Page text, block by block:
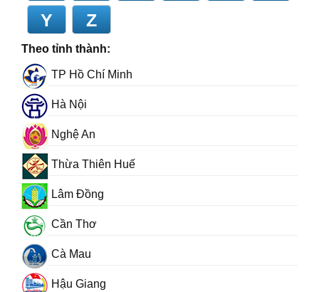
Y
Z
Theo tỉnh thành:
TP Hồ Chí Minh
Hà Nội
Nghệ An
Thừa Thiên Huế
Lâm Đồng
Cần Thơ
Cà Mau
Hậu Giang